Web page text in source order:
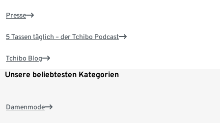
Presse
5 Tassen täglich – der Tchibo Podcast
Tchibo Blog
Unsere beliebtesten Kategorien
Damenmode